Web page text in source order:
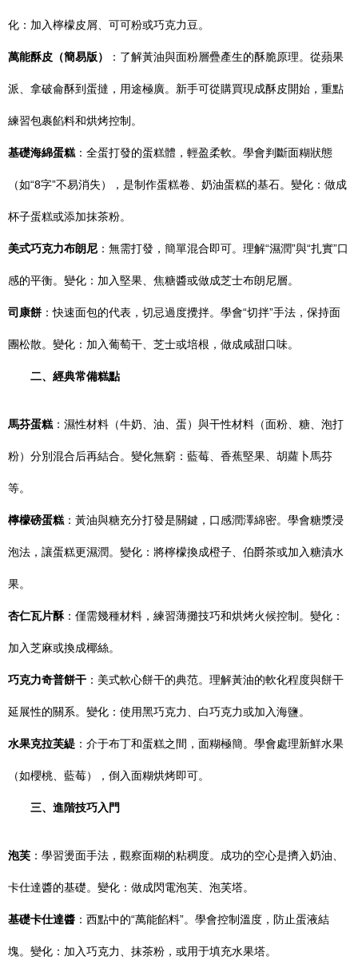
化：加入檸檬皮屑、可可粉或巧克力豆。
萬能酥皮（簡易版） ：了解黃油與面粉層疊產生的酥脆原理。從蘋果
派、拿破侖酥到蛋撻，用途極廣。新手可從購買現成酥皮開始，重點
練習包裹餡料和烘烤控制。
基礎海綿蛋糕 ：全蛋打發的蛋糕體，輕盈柔軟。學會判斷面糊狀態
（如“8字”不易消失），是制作蛋糕卷、奶油蛋糕的基石。變化：做成
杯子蛋糕或添加抹茶粉。
美式巧克力布朗尼 ：無需打發，簡單混合即可。理解“濕潤”與“扎實”口
感的平衡。變化：加入堅果、焦糖醬或做成芝士布朗尼層。
司康餅 ：快速面包的代表，切忌過度攪拌。學會“切拌”手法，保持面
團松散。變化：加入葡萄干、芝士或培根，做成咸甜口味。
二、經典常備糕點
馬芬蛋糕 ：濕性材料（牛奶、油、蛋）與干性材料（面粉、糖、泡打
粉）分別混合后再結合。變化無窮：藍莓、香蕉堅果、胡蘿卜馬芬
等。
檸檬磅蛋糕 ：黃油與糖充分打發是關鍵，口感潤澤綿密。學會糖漿浸
泡法，讓蛋糕更濕潤。變化：將檸檬換成橙子、伯爵茶或加入糖漬水
果。
杏仁瓦片酥：僅需幾種材料，練習薄攤技巧和烘烤火候控制。變化：
加入芝麻或換成椰絲。
巧克力奇普餅干 ：美式軟心餅干的典范。理解黃油的軟化程度與餅干
延展性的關系。變化：使用黑巧克力、白巧克力或加入海鹽。
水果克拉芙緹 ：介于布丁和蛋糕之間，面糊極簡。學會處理新鮮水果
（如櫻桃、藍莓），倒入面糊烘烤即可。
三、進階技巧入門
泡芙 ：學習燙面手法，觀察面糊的粘稠度。成功的空心是擠入奶油、
卡仕達醬的基礎。變化：做成閃電泡芙、泡芙塔。
基礎卡仕達醬 ：西點中的“萬能餡料”。學會控制溫度，防止蛋液結
塊。變化：加入巧克力、抹茶粉，或用于填充水果塔。